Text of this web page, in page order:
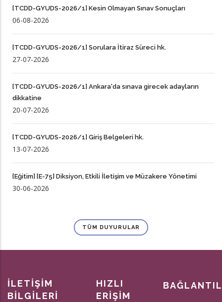
[TCDD-GYUDS-2026/1] Kesin Olmayan Sınav Sonuçları
06-08-2026
[TCDD-GYUDS-2026/1] Sorulara İtiraz Süreci hk.
27-07-2026
[TCDD-GYUDS-2026/1] Ankara'da sınava girecek adayların
dikkatine
20-07-2026
[TCDD-GYUDS-2026/1] Giriş Belgeleri hk.
13-07-2026
[Eğitim] [E-75] Diksiyon, Etkili İletişim ve Müzakere Yönetimi
30-06-2026
TÜM DUYURULAR
İLETİŞİM
BİLGİLERİ
HIZLI
ERİŞİM